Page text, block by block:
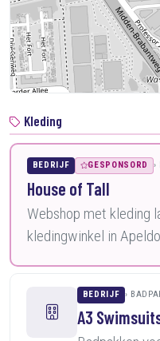
Kleding
BEDRIJF GESPONSORD
House of Tall
Webshop met kleding
kledingwinkel in
BEDRIJF
A3